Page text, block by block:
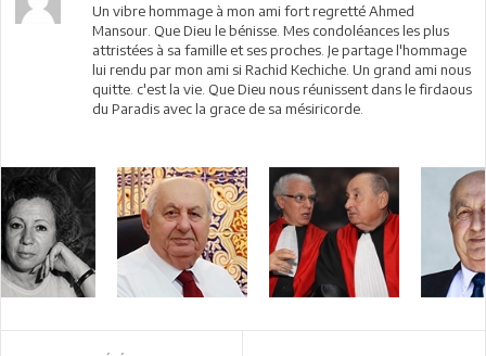
Un vibre hommage à mon ami fort regretté Ahmed
Mansour. Que Dieu le bénisse. Mes condoléances les plus
attristées à sa famille et ses proches. Je partage l'hommage
lui rendu par mon ami si Rachid Kechiche. Un grand ami nous
quitte. c'est la vie. Que Dieu nous réunissent dans le firdaous
du Paradis avec la grace de sa mésiricorde.